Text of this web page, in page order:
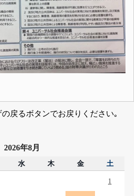
戻るボタンでお戻りください｡
2026年8月
水 木 金 土
1